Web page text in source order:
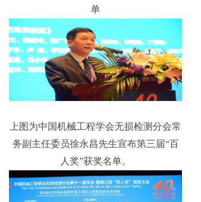
单
上图为中国机械工程学会无损检测分会常
务副主任委员徐永昌先生宣布第三届“百
人奖”获奖名单。